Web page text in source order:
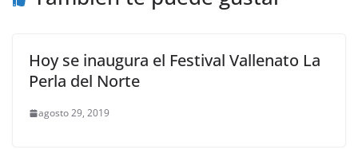
Hoy se inaugura el Festival Vallenato La
Perla del Norte
agosto 29, 2019